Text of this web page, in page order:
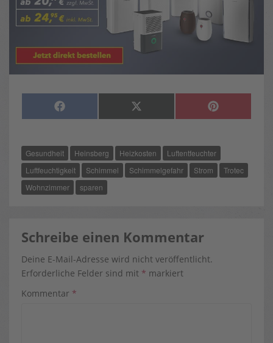
SHARE
F
A
O
K
SHARE
X
(
T
T
E
R
)
SHARE
P
I
R
S
Gesundheit Heinsberg Heizkosten
Luftentfeuchter
Luftfeuchtigkeit
Schimmel Schimmelgefahr Strom
Trotec
Wohnzimmer
sparen
Schreibe einen Kommentar
Deine E-Mail-Adresse wird nicht veröffentlicht.
Erforderliche Felder sind mit * markiert
Kommentar *